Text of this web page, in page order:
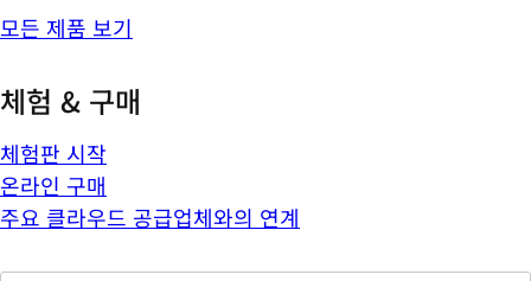
모든 제품 보기
체험 & 구매
체험판 시작
온라인 구매
주요 클라우드 공급업체와의 연계